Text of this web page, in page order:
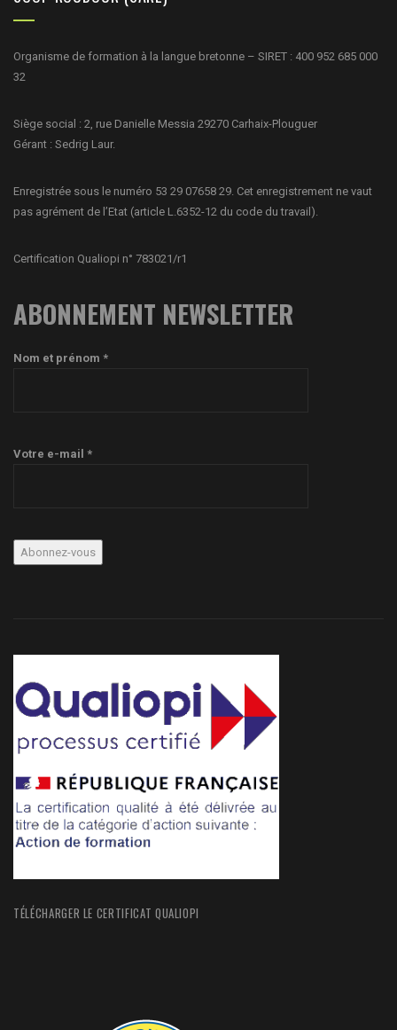
Organisme de formation à la langue bretonne – SIRET : 400 952 685 000
32
Siège social : 2, rue Danielle Messia 29270 Carhaix-Plouguer
Gérant : Sedrig Laur.
Enregistrée sous le numéro 53 29 07658 29. Cet enregistrement ne vaut
pas agrément de l’Etat (article L.6352-12 du code du travail).
Certification Qualiopi n° 783021/r1
ABONNEMENT NEWSLETTER
Nom et prénom *
Votre e-mail *
TÉLÉCHARGER LE CERTIFICAT QUALIOPI